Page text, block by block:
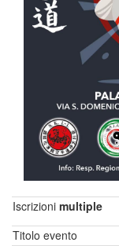
Iscrizioni multiple
Titolo evento